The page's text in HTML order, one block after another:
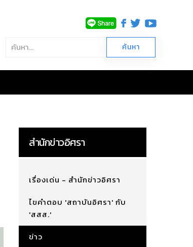
สำนักข่าวอิศรา
เรื่องเด่น - สำนักข่าวอิศรา
ไขคำตอบ 'สถาบันอิศรา' กับ
'สสส.'
ข่าว